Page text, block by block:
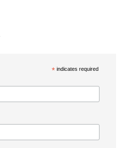
* indicates required